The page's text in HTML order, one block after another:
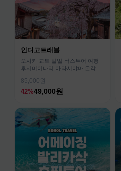
인디고트래블
오사카 교토 일일 버스투어 여행
후시미이나리 아라시야마 은각사
85,000원
42%49,000원